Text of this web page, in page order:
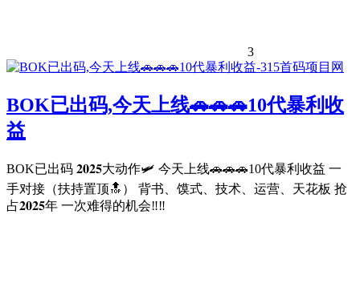
3
BOK已出码,今天上线🚗🚗🚗10代暴利收
益
BOK已出码 𝟐𝟎𝟐𝟓大动作🛩️ 今天上线🚗🚗🚗10代暴利收益 一
手对接（扶持置顶🔝） 背书、馍式、技术、运营、天花板 抢
占𝟐𝟎𝟐𝟓年 一次难得的机会‼️‼️